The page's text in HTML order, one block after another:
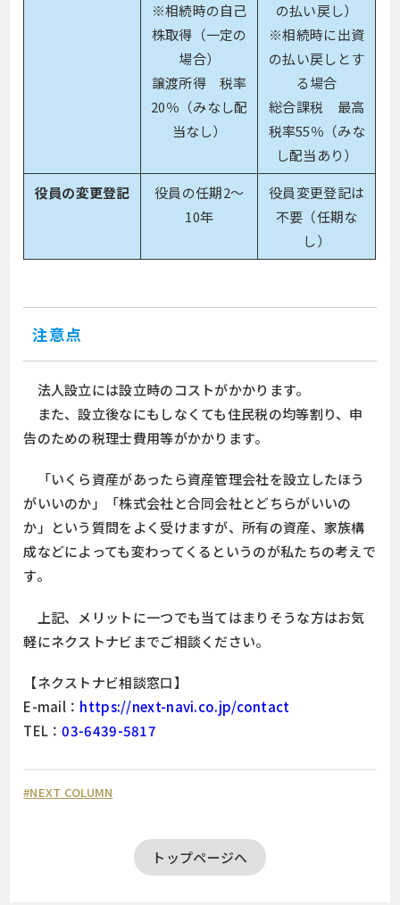
※相続時の自己
株取得（一定の
場合）
譲渡所得 税率
20％（みなし配
当なし）
の払い戻し）
※相続時に出資
の払い戻しとす
る場合
総合課税 最高
税率55％（みな
し配当あり）
役員の変更登記
役員の任期2～
10年
役員変更登記は
不要（任期な
し）
注意点
法人設立には設立時のコストがかかります。
また、設立後なにもしなくても住民税の均等割り、申
告のための税理士費用等がかかります。
「いくら資産があったら資産管理会社を設立したほう
がいいのか」「株式会社と合同会社とどちらがいいの
か」という質問をよく受けますが、所有の資産、家族構
成などによっても変わってくるというのが私たちの考えで
す。
上記、メリットに一つでも当てはまりそうな方はお気
軽にネクストナビまでご相談ください。
【ネクストナビ相談窓口】
E-mail： https://next-navi.co.jp/contact
TEL：03-6439-5817
#NEXT COLUMN
トップページへ